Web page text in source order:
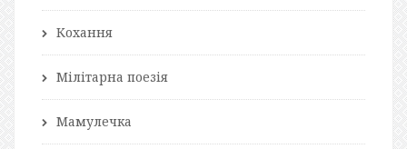
Кохання
Мілітарна поезія
Мамулечка